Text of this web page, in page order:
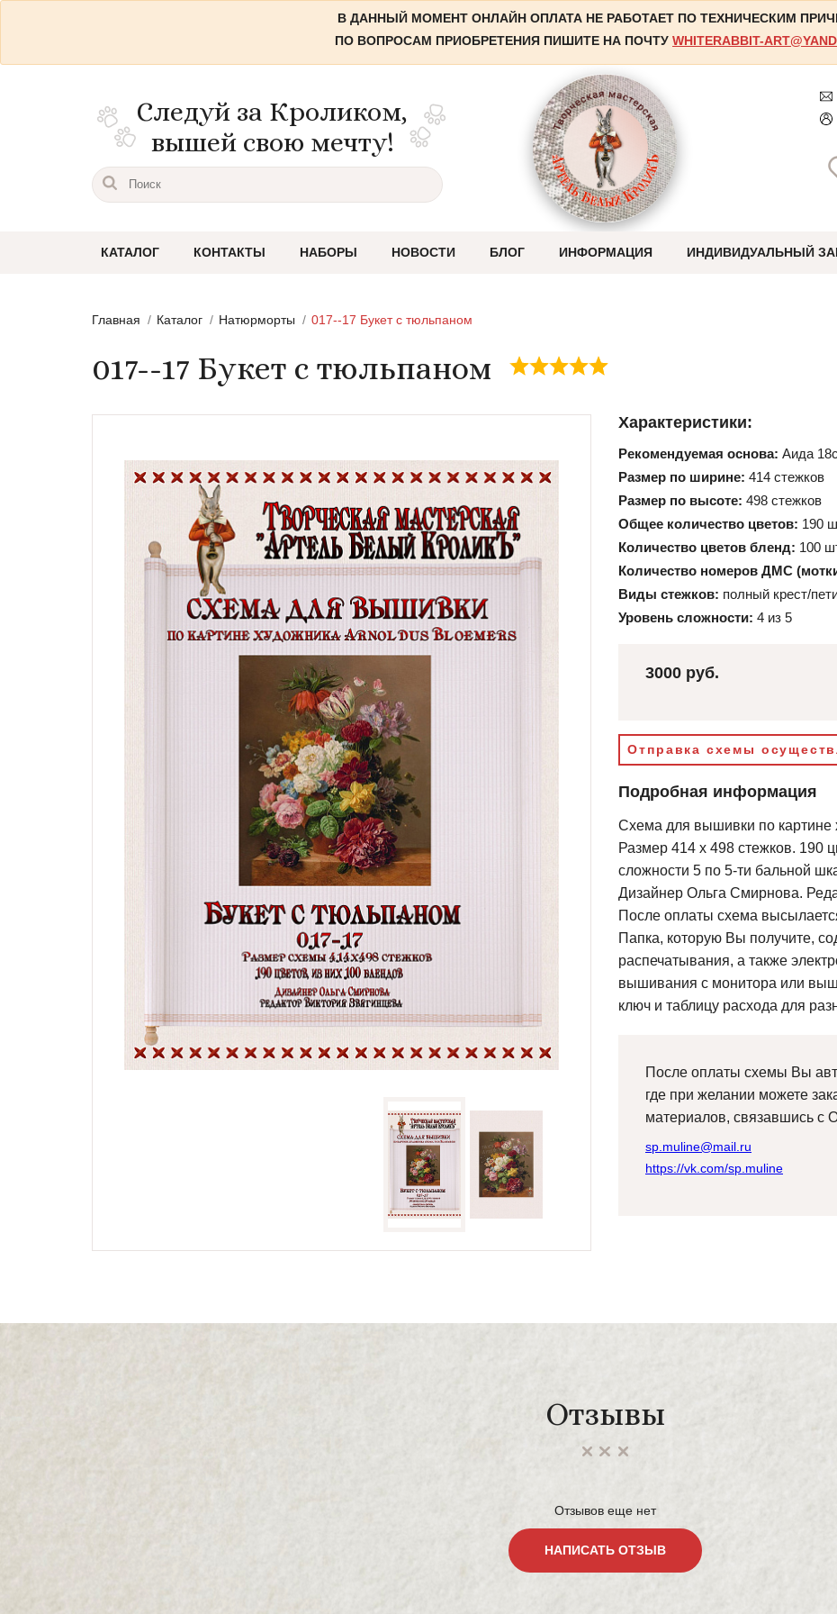
В ДАННЫЙ МОМЕНТ ОНЛАЙН ОПЛАТА НЕ РАБОТАЕТ ПО ТЕХНИЧЕСКИМ
ПО ВОПРОСАМ ПРИОБРЕТЕНИЯ ПИШИТЕ НА ПОЧТУ WHITERABBIT-
Следуй за Кроликом,
вышей свою мечту!
КАТАЛОГ
Городские пейзажи
Цветы и растения
Модерн, символизм,
импрессионизм,
гобелены, карты
Жанровые сцены
Религиозные сюжеты,
Дети, дети с животными,
Семплеры и примитивы
Схемы для начинающих
КОНТАКТЫ НАБОРЫ НОВОСТИ БЛОГ ИНФОРМАЦИЯ
Система скидок
ИНДИВИДУАЛЬНЫЙ
Главная Каталог Натюрморты 017--17 Букет с тюльпаном
017--17 Букет с тюльпаном
Характеристики:
Рекомендуемая основа: Аида
Размер по ширине: 414 стежков
Размер по высоте: 498 стежков
Общее количество цветов: 190
Количество цветов бленд: 100
Количество номеров ДМС
Виды стежков: полный крест/
Уровень сложности: 4 из 5
3000 руб.
Отправка схемы
Подробная информация
Схема для вышивки по картине
Размер 414 х 498 стежков. 190
сложности 5 по 5-ти бальной
Дизайнер Ольга Смирнова.
После оплаты схема
Папка, которую Вы получите,
распечатывания, а также
вышивания с монитора или
ключ и таблицу расхода для
После оплаты схемы Вы
где при желании можете
материалов, связавшись с
sp.muline@mail.ru
https://vk.com/sp.muline
Отзывы
Отзывов еще нет
НАПИСАТЬ ОТЗЫВ